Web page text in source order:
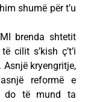
shumë për t’u
brenda shtetit
cilit s’kish ç’t’i
kryengritje,
asnjë reformë e
do të mund ta